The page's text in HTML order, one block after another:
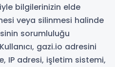
bilgilerinizin elde
veya silinmesi halinde
sorumluluğu
gazi.io adresini
IP adresi, işletim sistemi,